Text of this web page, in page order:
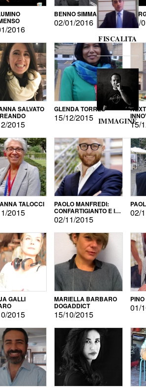
2016
BENNO SIMMA
02/01/2016
SALVATO
2015
GLENDA TORRES
15/12/2015
15/
TALOCCI
2015
PAOLO MANFREDI:
CONFARTIGIANTO E IL
SONDAGGIO
02/11/2015
02/
GALLI
2015
MARIELLA BARBARO
DOGADDICT
15/10/2015
01/
FISCALITA
IMMAGINE